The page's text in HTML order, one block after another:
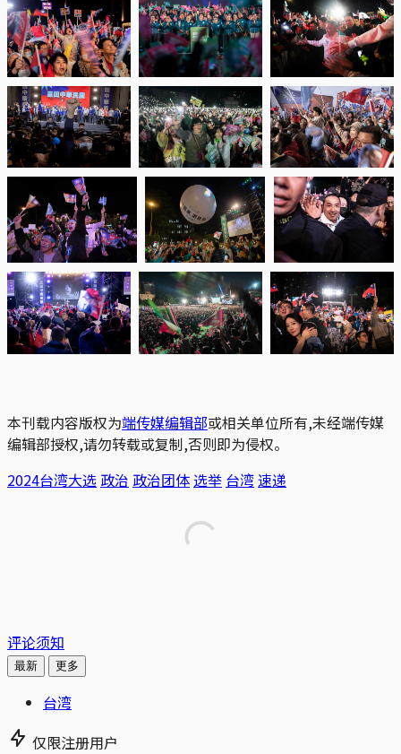
本刊载内容版权为端传媒编辑部或相关单位所有,未经端传媒
编辑部授权,请勿转载或复制,否则即为侵权。
2024台湾大选 政治 政治团体选举 台湾速递
评论须知
最新 更多
台湾
仅限注册用户